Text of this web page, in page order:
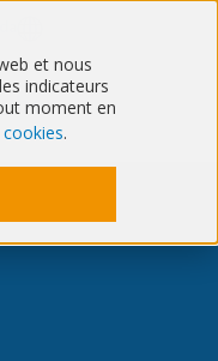
et nous
indicateurs
moment en
.